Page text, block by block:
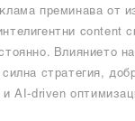
преминава от
content
Влиянието
стратегия,
и AI-driven